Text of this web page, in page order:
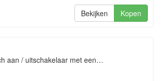
Bekijken Kopen
aan / uitschakelaar met een…